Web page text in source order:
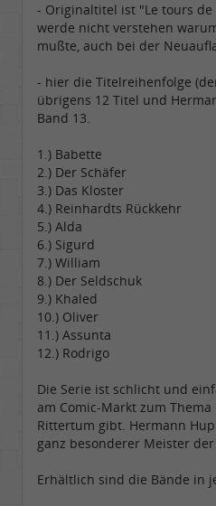
- Originaltitel ist "Le tours
werde nicht verstehen
mußte, auch bei der
- hier die Titelreihenfolge
übrigens 12 Titel und
Band 13.
1.) Babette
2.) Der Schäfer
3.) Das Kloster
4.) Reinhardts Rückkehr
5.) Alda
6.) Sigurd
7.) William
8.) Der Seldschuk
9.) Khaled
10.) Oliver
11.) Assunta
12.) Rodrigo
Die Serie ist schlicht und
am Comic-Markt zum
Rittertum gibt. Hermann
ganz besonderer Meister
Erhältlich sind die Bände in